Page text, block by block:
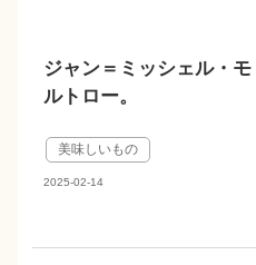
ジャン＝ミッシェル・モ
ルトロー。
美味しいもの
2025-02-14